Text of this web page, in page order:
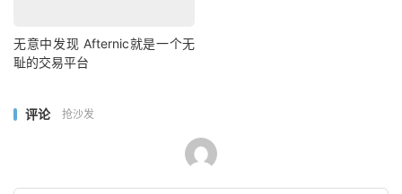
无意中发现 Afternic就是一个无
耻的交易平台
评论 抢沙发